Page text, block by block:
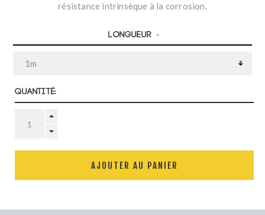
résistance intrinsèque à la corrosion.
Longueur *
Quantité:
AJOUTER AU PANIER